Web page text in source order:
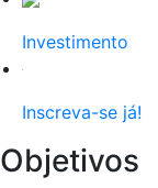
Investimento
Inscreva-se já!
Objetivos